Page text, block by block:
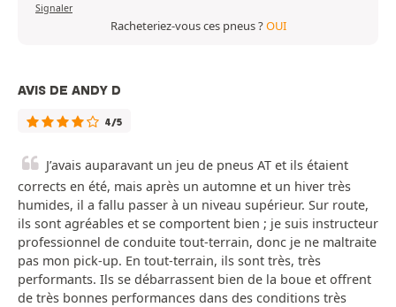
Signaler
Racheteriez-vous ces pneus ?OUI
AVIS DE ANDY D
4/5
J’avais auparavant un jeu de pneus AT et ils étaient
corrects en été, mais après un automne et un hiver très
humides, il a fallu passer à un niveau supérieur. Sur route,
ils sont agréables et se comportent bien ; je suis instructeur
professionnel de conduite tout-terrain, donc je ne maltraite
pas mon pick-up. En tout-terrain, ils sont très, très
performants. Ils se débarrassent bien de la boue et offrent
de très bonnes performances dans des conditions très